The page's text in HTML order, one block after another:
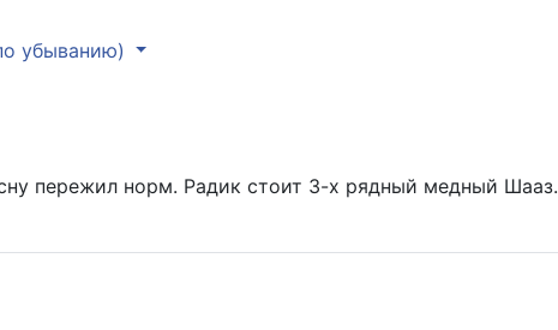
убыванию)
пережил норм. Радик стоит 3-х рядный медный Шааз.